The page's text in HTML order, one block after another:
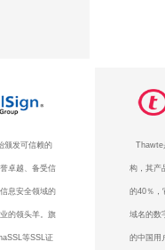
颁发可信赖的
卓越、备受信
息安全领域的
的领头羊。旗
等SSL证
Thawte
构，其产
的40％，
域名的数
的中国用